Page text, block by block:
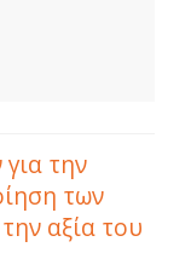
την
των
αξία του